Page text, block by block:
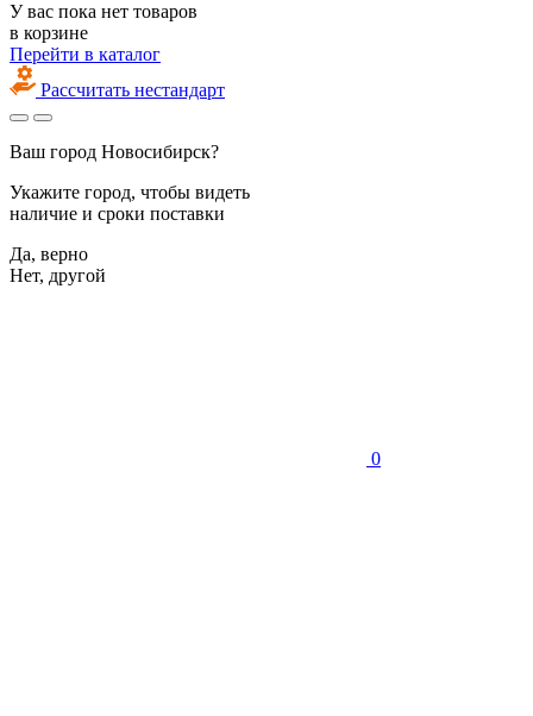
У вас пока нет товаров
в корзине
Перейти в каталог
Рассчитать нестандарт
Ваш город Новосибирск?
Укажите город, чтобы видеть
наличие и сроки поставки
Да, верно
Нет, другой
0